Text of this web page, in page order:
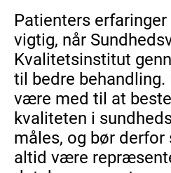
Patienters
vigtig, når
Kvalitetsinstitut
til bedre behandling.
være med til at
kvaliteten i
måles, og bør
altid være